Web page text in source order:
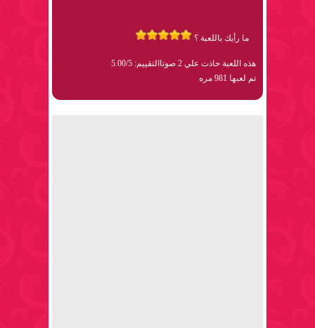
ما رأيك باللعبة ؟
هذه اللعبة حاذت علي 2 صوتا
التقييم: 5.00/5
تم لعبها 981 مره